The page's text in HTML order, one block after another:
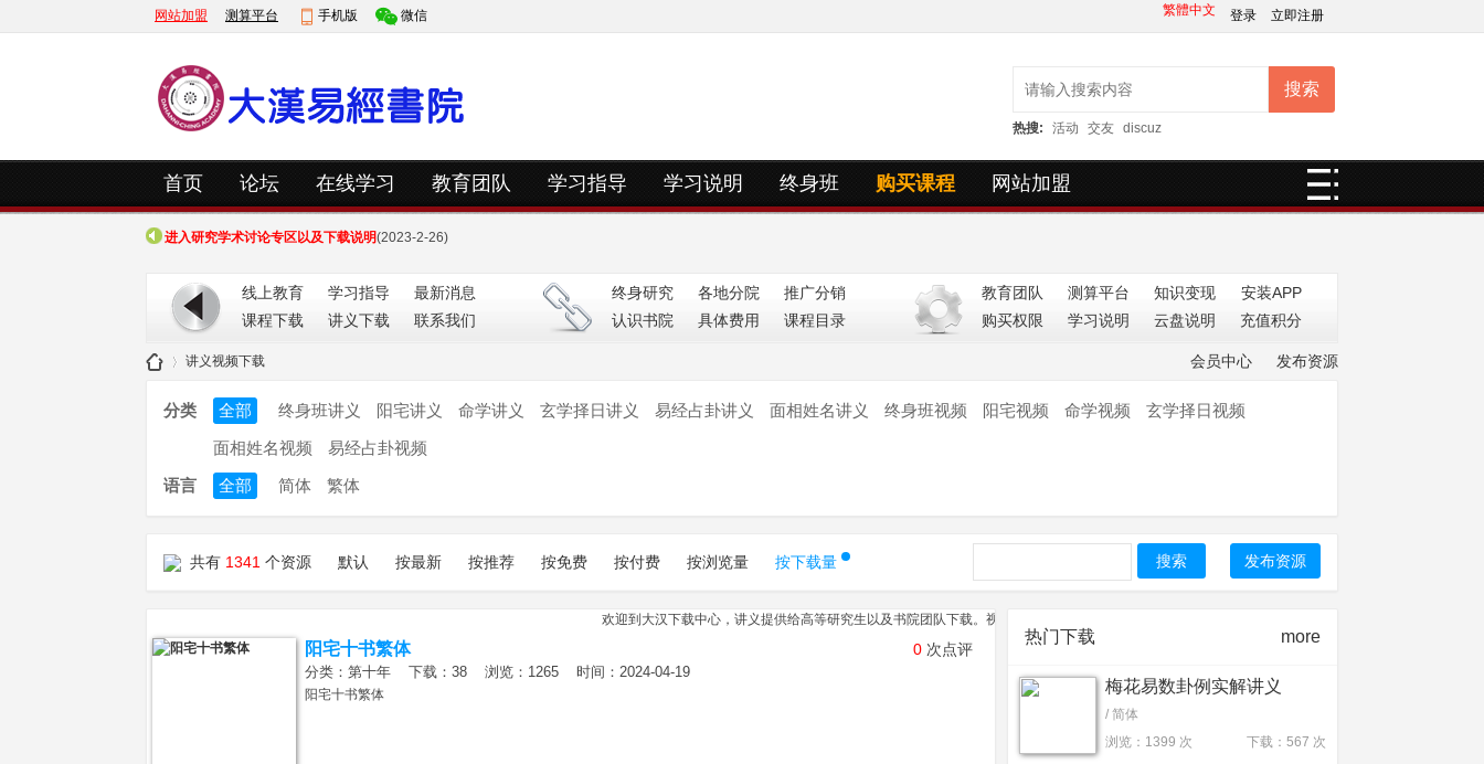
网站加盟 测算平台 手机版 微信 登录 立即注册
繁體中文
搜索
热搜: 活动 交友 discuz
快捷导航
首页 论坛 在线学习 教育团队 学习指导 学习说明 终身班 购买课程 网站加盟
进入研究学术讨论专区以及下载说明(2023-3-20)
进入研究学术讨论专区以及下载说明(2023-2-26)
进入研究学术讨论专区以及下载说明 (2023-2-26)
线上教育 学习指导
最新消息
课程下载
讲义下载 联系我们
终身研究 各地分院
推广分销
认识书院
具体费用 课程目录
教育团队 测算平台 知识变现
安装APP
购买权限
学习说明 云盘说明 充值积分
讲义视频下载 会员中心 发布资源
分类 全部 终身班讲义 阳宅讲义 命学讲义 玄学择日讲义 易经占卦讲义 面相姓名讲义 终身班视频 阳宅视频 命学视频
玄学择日视频
面相姓名视频
易经占卦视频
语言
全部 简体 繁体
共有 1341 个资源 默认 按最新 按推荐 按免费 按付费 按浏览量 按下载量 搜索 发布资源
欢迎到大汉下载中心，讲义提供给高等研究生以及书院团队下载。视频提供给书院团队下载。
0 次点评
阳宅十书繁体
分类：第十年 下载：38 浏览：1265 时间：2024-04-19
阳宅十书繁体
热门下载 more
梅花易数卦例实解讲义
/ 简体
浏览：1399 次
下载：567 次